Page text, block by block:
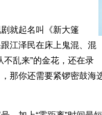
就起名叫《新大篷
江泽民在床上鬼混、混
不乱来”的金花，还在录
那你还需要紧锣密鼓海